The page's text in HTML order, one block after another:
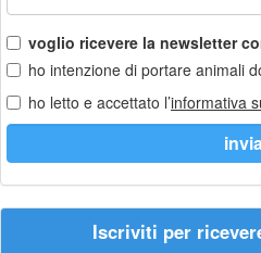
voglio ricevere la newsletter
ho intenzione di portare animali
ho letto e accettato l’informativa
Iscriviti per